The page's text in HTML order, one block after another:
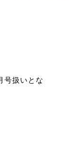
号扱いとな